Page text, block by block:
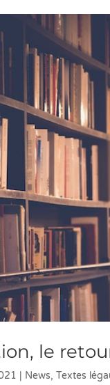
le
News,Textes